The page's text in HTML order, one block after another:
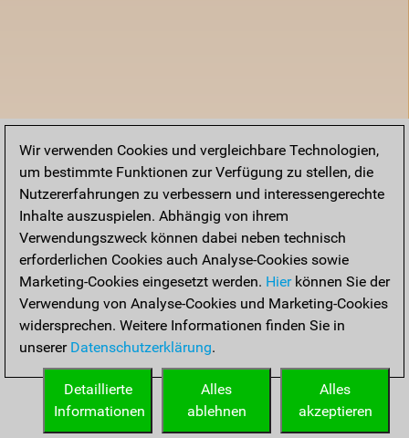
Wir verwenden Cookies und vergleichbare Technologien,
um bestimmte Funktionen zur Verfügung zu stellen, die
Nutzererfahrungen zu verbessern und interessengerechte
Inhalte auszuspielen. Abhängig von ihrem
Verwendungszweck können dabei neben technisch
erforderlichen Cookies auch Analyse-Cookies sowie
Marketing-Cookies eingesetzt werden. Hierkönnen Sie der
Verwendung von Analyse-Cookies und Marketing-Cookies
widersprechen. Weitere Informationen finden Sie in
unserer Datenschutzerklärung.
Alles
akzeptieren
Alles
ablehnen
Detaillierte
Informationen